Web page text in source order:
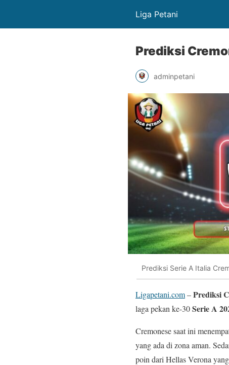
Liga Petani
Prediksi
adminpetani
Prediksi Serie A Italia
Ligapetani.com–Prediksi
laga pekan ke-30Serie A
Cremonese saat ini
yang ada di zona aman.
poin dari Hellas Verona